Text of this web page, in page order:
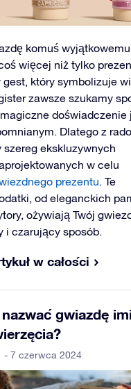
komuś wyjątkowemu,
więcej niż tylko
który symbolizuje
zawsze szukamy
doświadczenie
Dlatego z
szereg ekskluzywnych
w celu
prezentu . Te
od eleganckich
ożywiają Twój
i czarujący sposób.
w całości
gwiazdę
- 7 czerwca 2024